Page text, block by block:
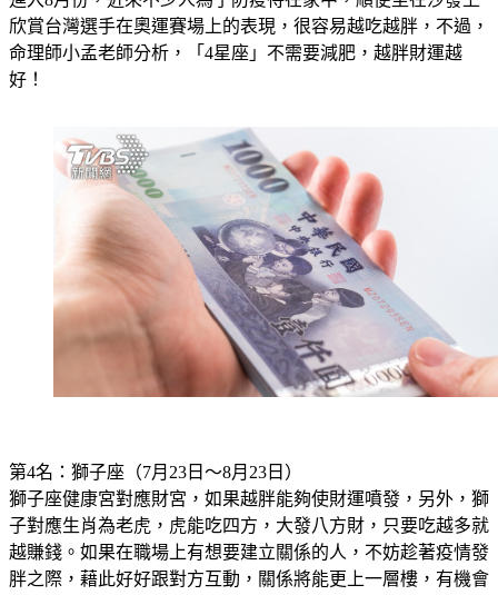
進入8月份，近來不少人為了防疫待在家中，順便坐在沙發上
欣賞台灣選手在奧運賽場上的表現，很容易越吃越胖，不過，
命理師小孟老師分析，「4星座」不需要減肥，越胖財運越
第4名：獅子座（7月23日～8月23日）
獅子座健康宮對應財宮，如果越胖能夠使財運噴發，另外，獅
子對應生肖為老虎，虎能吃四方，大發八方財，只要吃越多就
越賺錢。如果在職場上有想要建立關係的人，不妨趁著疫情發